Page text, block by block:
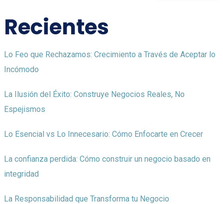
Recientes
Lo Feo que Rechazamos: Crecimiento a Través de Aceptar lo
Incómodo
La Ilusión del Éxito: Construye Negocios Reales, No
Espejismos
Lo Esencial vs Lo Innecesario: Cómo Enfocarte en Crecer
La confianza perdida: Cómo construir un negocio basado en
integridad
La Responsabilidad que Transforma tu Negocio